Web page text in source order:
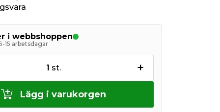
i webbshoppen
15 arbetsdagar
1 st. +
Lägg i varukorgen